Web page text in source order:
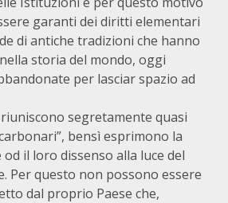
garanti dei diritti elementari
di antiche tradizioni che hanno
storia del mondo, oggi
per lasciar spazio ad
segretamente quasi
bensì esprimono la
il loro dissenso alla luce del
Per questo non possono essere
dal proprio Paese che,